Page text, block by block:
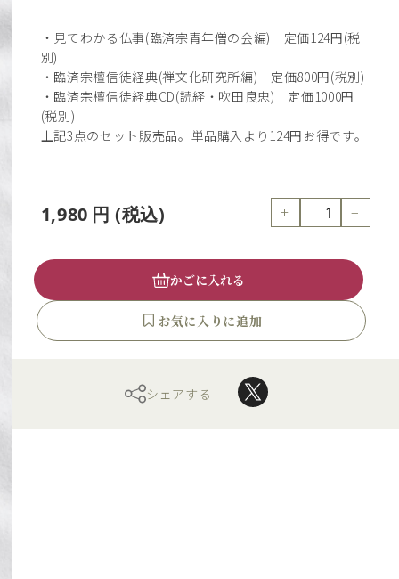
・見てわかる仏事(臨済宗青年僧の会編) 定価124円(税
別)
・臨済宗檀信徒経典(禅文化研究所編) 定価800円(税別)
・臨済宗檀信徒経典CD(読経・吹田良忠) 定価1000円
(税別)
上記3点のセット販売品。単品購入より124円お得です。
1,980 円 (税込) + −
かごに入れる
シェアする